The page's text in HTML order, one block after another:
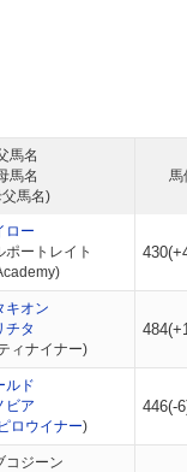
馬名
馬名
馬名)
馬
ロー
ートレイト
キオン
チタ
ィナイナー)
ルド
ビア
ロウイナー)
446(-
コジーン